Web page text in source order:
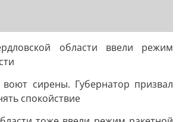
области ввели режим
воют сирены. Губернатор призвал
спокойствие